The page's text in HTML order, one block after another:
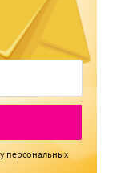
персональных